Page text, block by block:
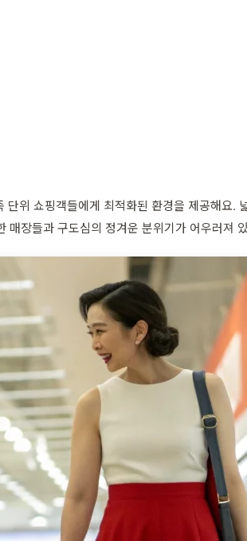
위 쇼핑객들에게 최적화된 환경을 제공해요.
장들과 구도심의 정겨운 분위기가 어우러져